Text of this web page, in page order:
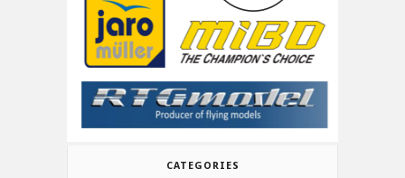
CATEGORIES